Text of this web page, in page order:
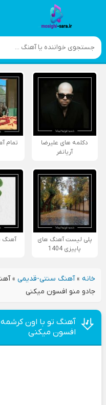
دکلمه های علیرضا
آریانفر
تمام
پلی لیست آهنگ های
پاییزی 1404
آهنگ
خانه»آهنگ سنتی-قدیمی»
جادو منو افسون میکنی
آهنگ تو با اون
افسون میکنی